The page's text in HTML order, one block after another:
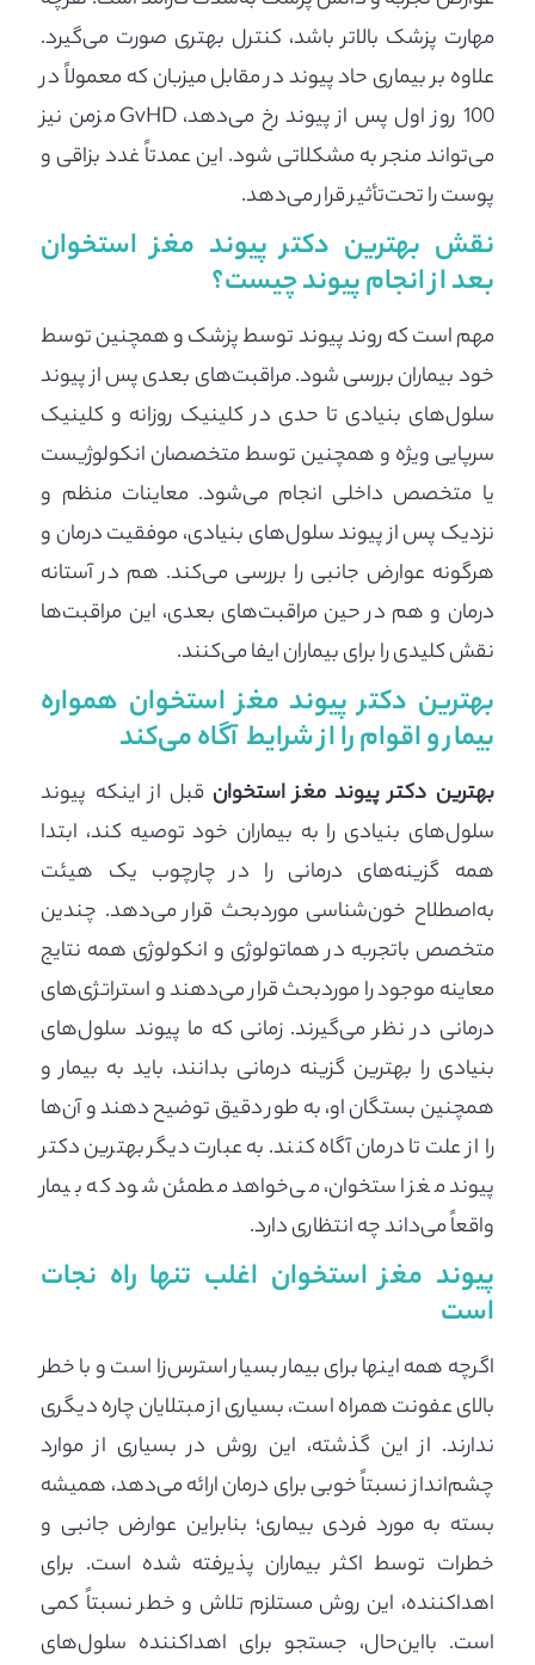
مهارت پزشک بالاتر باشد، کنترل بهتری صورت می‌گیرد.
علاوه بر بیماری حاد پیوند در مقابل میزبان که معمولاً در
100 روز اول پس از پیوند رخ می‌دهد، GvHD مزمن نیز
می‌تواند منجر به مشکلاتی شود. این عمدتاً غدد بزاقی و
پوست را تحت‌تأثیر قرار می‌دهد.
نقش بهترین دکتر پیوند مغز استخوان
بعد از انجام پیوند چیست؟
مهم است که روند پیوند توسط پزشک و همچنین توسط
خود بیماران بررسی شود. مراقبت‌های بعدی پس از پیوند
سلول‌های بنیادی تا حدی در کلینیک روزانه و کلینیک
سرپایی ویژه و همچنین توسط متخصصان انکولوژیست
یا متخصص داخلی انجام می‌شود. معاینات منظم و
نزدیک پس از پیوند سلول‌های بنیادی، موفقیت درمان و
هرگونه عوارض جانبی را بررسی می‌کند. هم در آستانه
درمان و هم در حین مراقبت‌های بعدی، این مراقبت‌ها
نقش کلیدی را برای بیماران ایفا می‌کنند.
بهترین دکتر پیوند مغز استخوان همواره
بیمار و اقوام را از شرایط آگاه می‌کند
بهترین دکتر پیوند مغز استخوان قبل از اینکه پیوند
سلول‌های بنیادی را به بیماران خود توصیه کند، ابتدا
همه گزینه‌های درمانی را در چارچوب یک هیئت
به‌اصطلاح خون‌شناسی موردبحث قرار می‌دهد. چندین
متخصص باتجربه در هماتولوژی و انکولوژی همه نتایج
معاینه موجود را موردبحث قرار می‌دهند و استراتژی‌های
درمانی در نظر می‌گیرند. زمانی که ما پیوند سلول‌های
بنیادی را بهترین گزینه درمانی بدانند، باید به بیمار و
همچنین بستگان او، به طور دقیق توضیح دهند و آن‌ها
را از علت تا درمان آگاه کنند. به عبارت دیگر بهترین دکتر
پیوند مغز استخوان، می‌خواهد مطمئن شود که بیمار
واقعاً می‌داند چه انتظاری دارد.
پیوند مغز استخوان اغلب تنها راه نجات
است
اگرچه همه اینها برای بیمار بسیار استرس‌زا است و با خطر
بالای عفونت همراه است، بسیاری از مبتلایان چاره دیگری
ندارند. از این گذشته، این روش در بسیاری از موارد
چشم‌انداز نسبتاً خوبی برای درمان ارائه می‌دهد، همیشه
بسته به مورد فردی بیماری؛ بنابراین عوارض جانبی و
خطرات توسط اکثر بیماران پذیرفته شده است. برای
اهداکننده، این روش مستلزم تلاش و خطر نسبتاً کمی
است. بااین‌حال، جستجو برای اهداکننده سلول‌های